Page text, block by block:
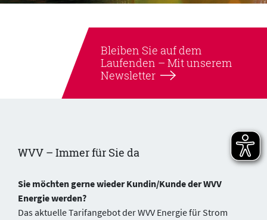
Bleiben Sie auf dem
Laufenden – Mit unserem
Newsletter
WVV – Immer für Sie da
Sie möchten gerne wieder Kundin/Kunde der WVV
Energie werden?
Das aktuelle Tarifangebot der WVV Energie für Strom